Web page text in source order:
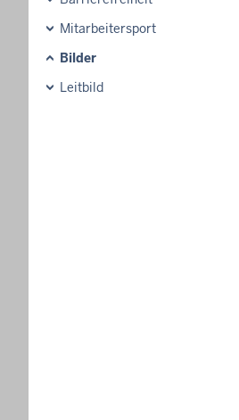
Mitarbeitersport
Bilder
Leitbild